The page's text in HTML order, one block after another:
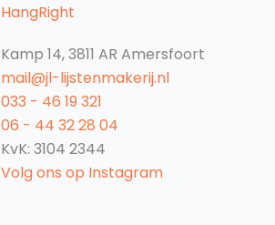
HangRight
Kamp 14, 3811 AR Amersfoort
mail@jl-lijstenmakerij.nl
033 - 46 19 321
06 - 44 32 28 04
KvK: 3104 2344
Volg ons op Instagram